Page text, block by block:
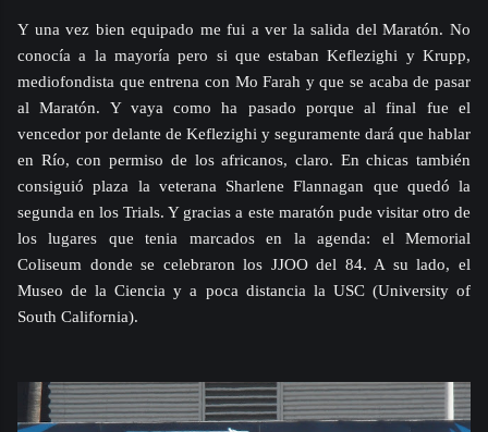
Y una vez bien equipado me fui a ver la salida del Maratón. No
conocía a la mayoría pero si que estaban Keflezighi y Krupp,
mediofondista que entrena con Mo Farah y que se acaba de pasar
al Maratón. Y vaya como ha pasado porque al final fue el
vencedor por delante de Keflezighi y seguramente dará que hablar
en Río, con permiso de los africanos, claro. En chicas también
consiguió plaza la veterana Sharlene Flannagan que quedó la
segunda en los Trials. Y gracias a este maratón pude visitar otro de
los lugares que tenia marcados en la agenda: el Memorial
Coliseum donde se celebraron los JJOO del 84. A su lado, el
Museo de la Ciencia y a poca distancia la USC (University of
South California).